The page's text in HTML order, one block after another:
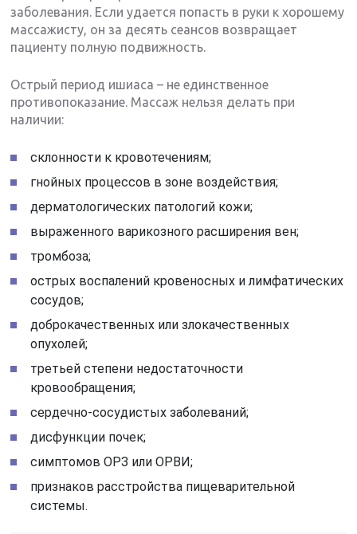
заболевания. Если удается попасть в руки к хорошему
массажисту, он за десять сеансов возвращает
пациенту полную подвижность.
Острый период ишиаса – не единственное
противопоказание. Массаж нельзя делать при
наличии:
склонности к кровотечениям;
гнойных процессов в зоне воздействия;
дерматологических патологий кожи;
выраженного варикозного расширения вен;
тромбоза;
острых воспалений кровеносных и лимфатических
сосудов;
доброкачественных или злокачественных
опухолей;
третьей степени недостаточности
кровообращения;
сердечно-сосудистых заболеваний;
дисфункции почек;
симптомов ОРЗ или ОРВИ;
признаков расстройства пищеварительной
системы.